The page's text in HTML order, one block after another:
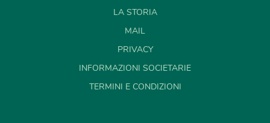
LA STORIA
MAIL
PRIVACY
INFORMAZIONI SOCIETARIE
TERMINI E CONDIZIONI